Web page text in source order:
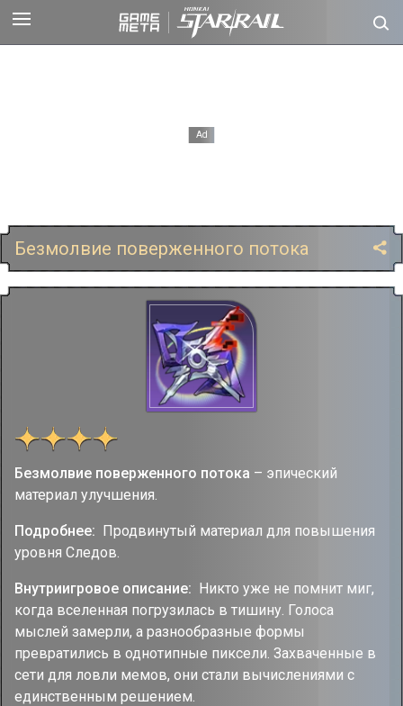
Безмолвие поверженного потока
Безмолвие поверженного потока – эпический
материал улучшения.
Подробнее: Продвинутый материал для повышения
уровня Следов.
Внутриигровое описание: Никто уже не помнит миг,
когда вселенная погрузилась в тишину. Голоса
мыслей замерли, а разнообразные формы
превратились в однотипные пиксели. Захваченные в
сети для ловли мемов, они стали вычислениями с
единственным решением.